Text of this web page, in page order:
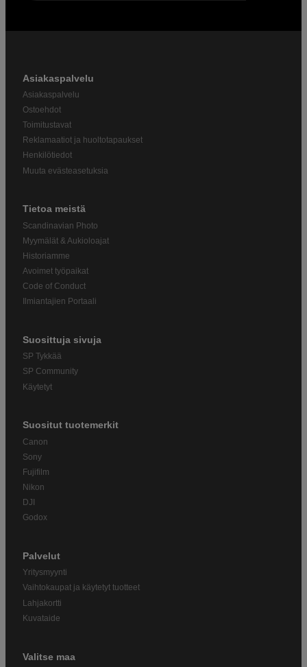
Asiakaspalvelu
Asiakaspalvelu
Ostoehdot
Toimitustavat
Reklamaatiot ja huoltotapaukset
Henkilötiedot
Muuta evästeasetuksia
Tietoa meistä
Scandinavian Photo
Myymälät & Aukioloajat
Historiamme
Avoimet työpaikat
Code of Conduct
Ilmiantajien Portaali
Suosittuja sivuja
SP Tykkää
SP Community
Käytetyt
Suositut tuotemerkit
Canon
Sony
Fujifilm
Nikon
DJI
Godox
Palvelut
Yritysmyynti
Vaihtokaupat ja käytetyt tuotteet
Lahjakortti
Kuvataide
Valitse maa